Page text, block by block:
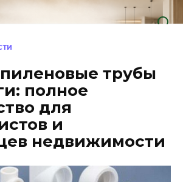
трубы
полное
для
и
недвижимости